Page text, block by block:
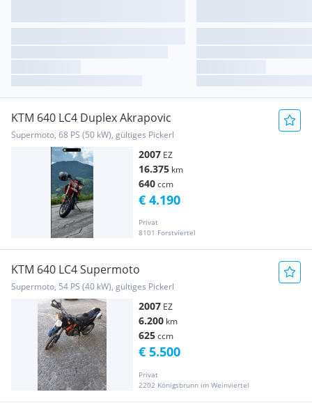
KTM 640 LC4 Duplex Akrapovic
Supermoto, 68 PS (50 kW), gültiges Pickerl
2007 EZ
16.375 km
640ccm
Privat
8101 Forstviertel
€ 4.190
KTM 640 LC4 Supermoto
Supermoto, 54 PS (40 kW), gültiges Pickerl
2007 EZ
6.200 km
625ccm
Privat
2202 Königsbrunn im Weinviertel
€ 5.500